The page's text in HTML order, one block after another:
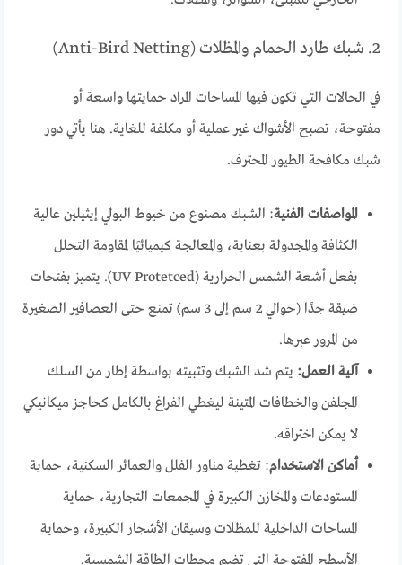
2. شبك طارد الحمام والمظلات (Anti-Bird Netting)
في الحالات التي تكون فيها المساحات المراد حمايتها واسعة أو
مفتوحة، تصبح الأشواك غير عملية أو مكلفة للغاية. هنا يأتي دور
شبك مكافحة الطيور المحترف.
المواصفات الفنية: الشبك مصنوع من خيوط البولي إيثيلين عالية
الكثافة والمجدولة بعناية، والمعالجة كيميائيًا لمقاومة التحلل
بفعل أشعة الشمس الحرارية (UV Protetced). يتميز بفتحات
ضيقة جدًا (حوالي 2 سم إلى 3 سم) تمنع حتى العصافير الصغيرة
من المرور عبرها.
آلية العمل: يتم شد الشبك وتثبيته بواسطة إطار من السلك
المجلفن والخطافات المتينة ليغطي الفراغ بالكامل كحاجز ميكانيكي
لا يمكن اختراقه.
أماكن الاستخدام: تغطية مناور الفلل والعمائر السكنية، حماية
المستودعات والمخازن الكبيرة في المجمعات التجارية، حماية
المساحات الداخلية للمظلات وسيقان الأشجار الكبيرة، وحماية
الأسطح المفتوحة التي تضم محطات الطاقة الشمسية.